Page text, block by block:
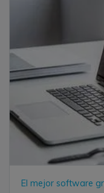
El mejor software